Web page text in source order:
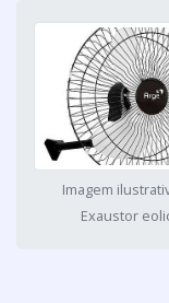
Imagem
Exaustor